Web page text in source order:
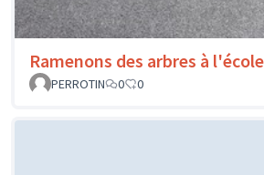
Ramenons des arbres à l'école
PERROTIN
0 0